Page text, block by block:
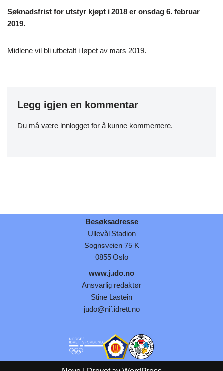
Søknadsfrist for utstyr kjøpt i 2018 er onsdag 6. februar
2019.
Midlene vil bli utbetalt i løpet av mars 2019.
Legg igjen en kommentar
Du må være innlogget for å kunne kommentere.
Besøksadresse
Ullevål Stadion
Sognsveien 75 K
0855 Oslo
www.judo.no
Ansvarlig redaktør
Stine Lastein
judo@nif.idrett.no